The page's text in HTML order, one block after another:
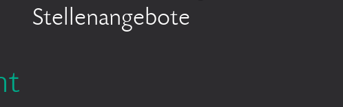
Stellenangebote